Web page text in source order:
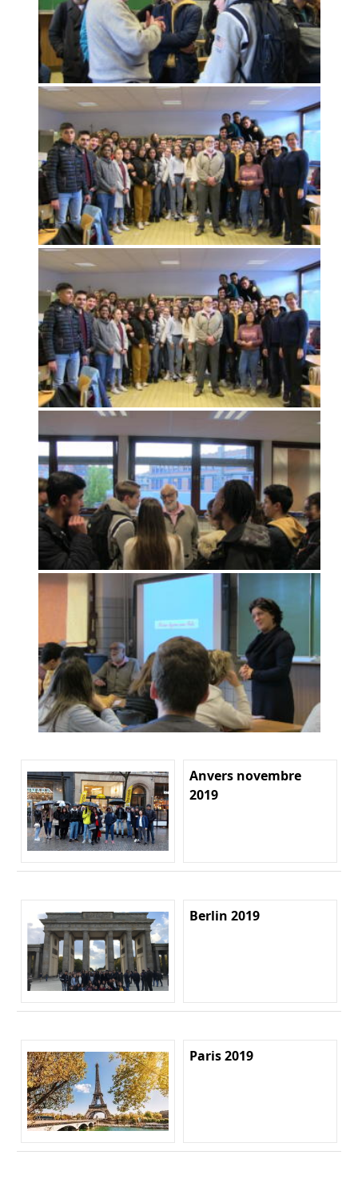
Anvers novembre
2019
Berlin 2019
Paris 2019